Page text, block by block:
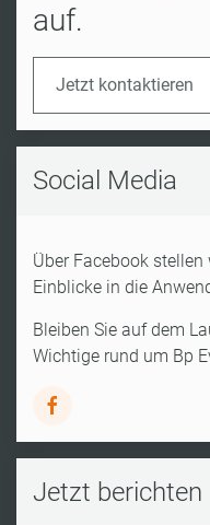
auf.
Jetzt kontaktieren
Social Media
Über Facebook
Einblicke in die
Bleiben Sie auf dem
Wichtige rund um Bp
Jetzt berichten